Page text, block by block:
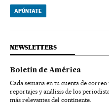
APÚNTATE
NEWSLETTERS
Boletín de América
Cada semana en tu cuenta de
reportajes y análisis de los
más relevantes del continente.